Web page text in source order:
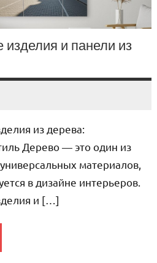
и панели из
из дерева:
Дерево — это один из
материалов,
в дизайне интерьеров.
и […]